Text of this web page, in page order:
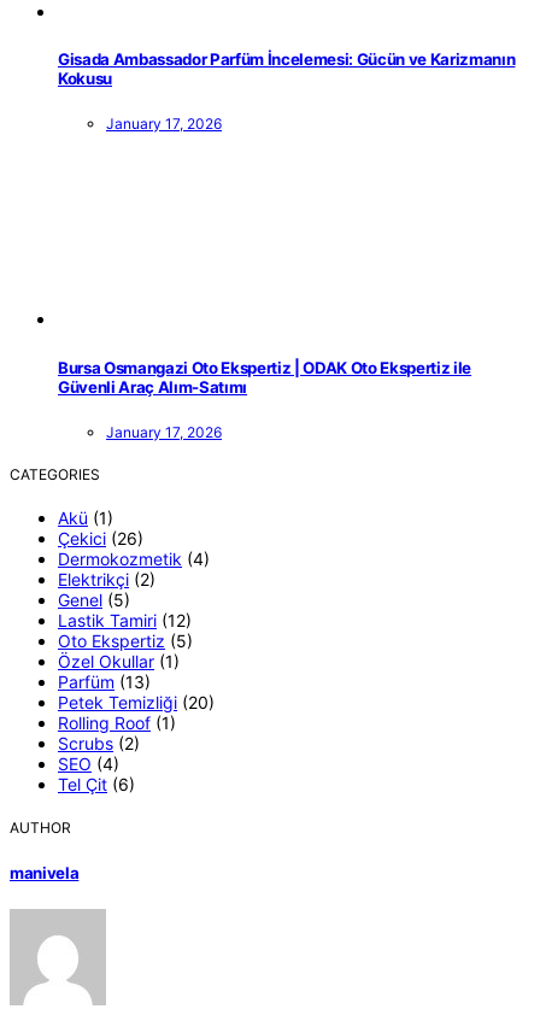
Gisada Ambassador Parfüm İncelemesi: Gücün ve Karizmanın
Kokusu
January 17, 2026
Bursa Osmangazi Oto Ekspertiz | ODAK Oto Ekspertiz ile
Güvenli Araç Alım-Satımı
January 17, 2026
CATEGORIES
Akü (1)
Çekici (26)
Dermokozmetik (4)
Elektrikçi (2)
Genel (5)
Lastik Tamiri (12)
Oto Ekspertiz (5)
Özel Okullar (1)
Parfüm (13)
Petek Temizliği (20)
Rolling Roof (1)
Scrubs (2)
SEO (4)
Tel Çit (6)
AUTHOR
manivela